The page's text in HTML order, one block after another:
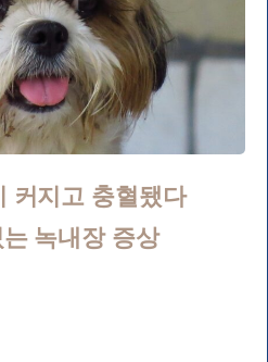
커지고 충혈됐다
녹내장 증상